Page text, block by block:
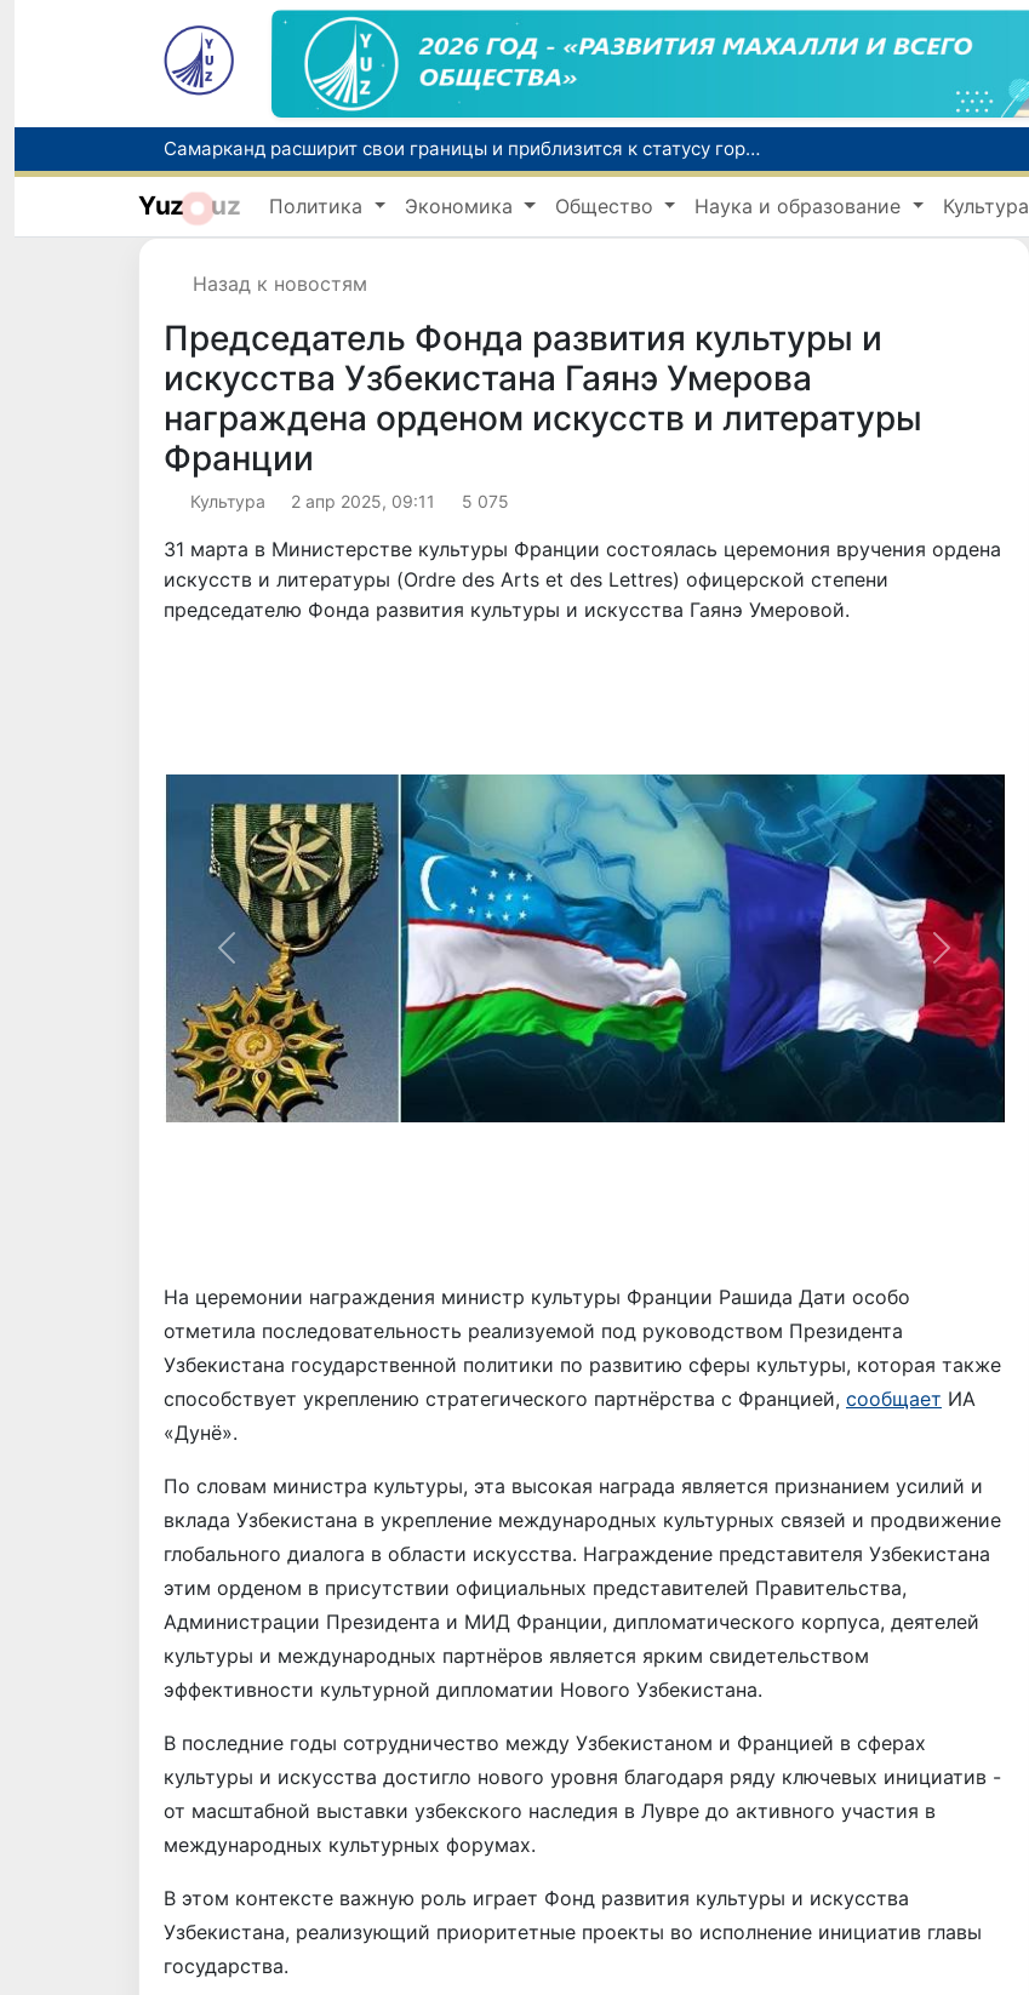
Самарканд расширит свои границы и приблизится к статусу города-миллионника
С 1 сентября пассажиры должны будут оплачивать проезд сразу при посадке в автобус
В Сурхандарье пресечена деятельность подпольной группы, планировавшей теракты и выезд в Сирию
Yuz uz Политика Экономика Общество Наука и образование Культура
Назад к новостям
Председатель Фонда развития культуры и
искусства Узбекистана Гаянэ Умерова
награждена орденом искусств и литературы
Франции
Культура 2 апр 2025, 09:11 5 075
31 марта в Министерстве культуры Франции состоялась церемония вручения ордена
искусств и литературы (Ordre des Arts et des Lettres) офицерской степени
председателю Фонда развития культуры и искусства Гаянэ Умеровой.
Назад Вперёд
На церемонии награждения министр культуры Франции Рашида Дати особо
отметила последовательность реализуемой под руководством Президента
Узбекистана государственной политики по развитию сферы культуры, которая также
способствует укреплению стратегического партнёрства с Францией, сообщает ИА
«Дунё».
По словам министра культуры, эта высокая награда является признанием усилий и
вклада Узбекистана в укрепление международных культурных связей и продвижение
глобального диалога в области искусства. Награждение представителя Узбекистана
этим орденом в присутствии официальных представителей Правительства,
Администрации Президента и МИД Франции, дипломатического корпуса, деятелей
культуры и международных партнёров является ярким свидетельством
эффективности культурной дипломатии Нового Узбекистана.
В последние годы сотрудничество между Узбекистаном и Францией в сферах
культуры и искусства достигло нового уровня благодаря ряду ключевых инициатив -
от масштабной выставки узбекского наследия в Лувре до активного участия в
международных культурных форумах.
В этом контексте важную роль играет Фонд развития культуры и искусства
Узбекистана, реализующий приоритетные проекты во исполнение инициатив главы
государства.